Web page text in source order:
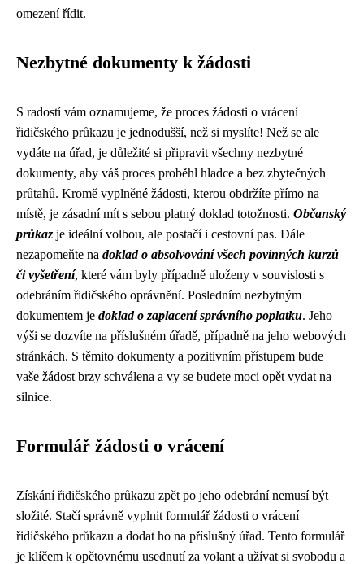
omezení řídit.
Nezbytné dokumenty k žádosti
S radostí vám oznamujeme, že proces žádosti o vrácení
řidičského průkazu je jednodušší, než si myslíte! Než se ale
vydáte na úřad, je důležité si připravit všechny nezbytné
dokumenty, aby váš proces proběhl hladce a bez zbytečných
průtahů. Kromě vyplněné žádosti, kterou obdržíte přímo na
místě, je zásadní mít s sebou platný doklad totožnosti. Občanský
průkaz je ideální volbou, ale postačí i cestovní pas. Dále
nezapomeňte na doklad o absolvování všech povinných kurzů
či vyšetření, které vám byly případně uloženy v souvislosti s
odebráním řidičského oprávnění. Posledním nezbytným
dokumentem je doklad o zaplacení správního poplatku. Jeho
výši se dozvíte na příslušném úřadě, případně na jeho webových
stránkách. S těmito dokumenty a pozitivním přístupem bude
vaše žádost brzy schválena a vy se budete moci opět vydat na
silnice.
Formulář žádosti o vrácení
Získání řidičského průkazu zpět po jeho odebrání nemusí být
složité. Stačí správně vyplnit formulář žádosti o vrácení
řidičského průkazu a dodat ho na příslušný úřad. Tento formulář
je klíčem k opětovnému usednutí za volant a užívat si svobodu a